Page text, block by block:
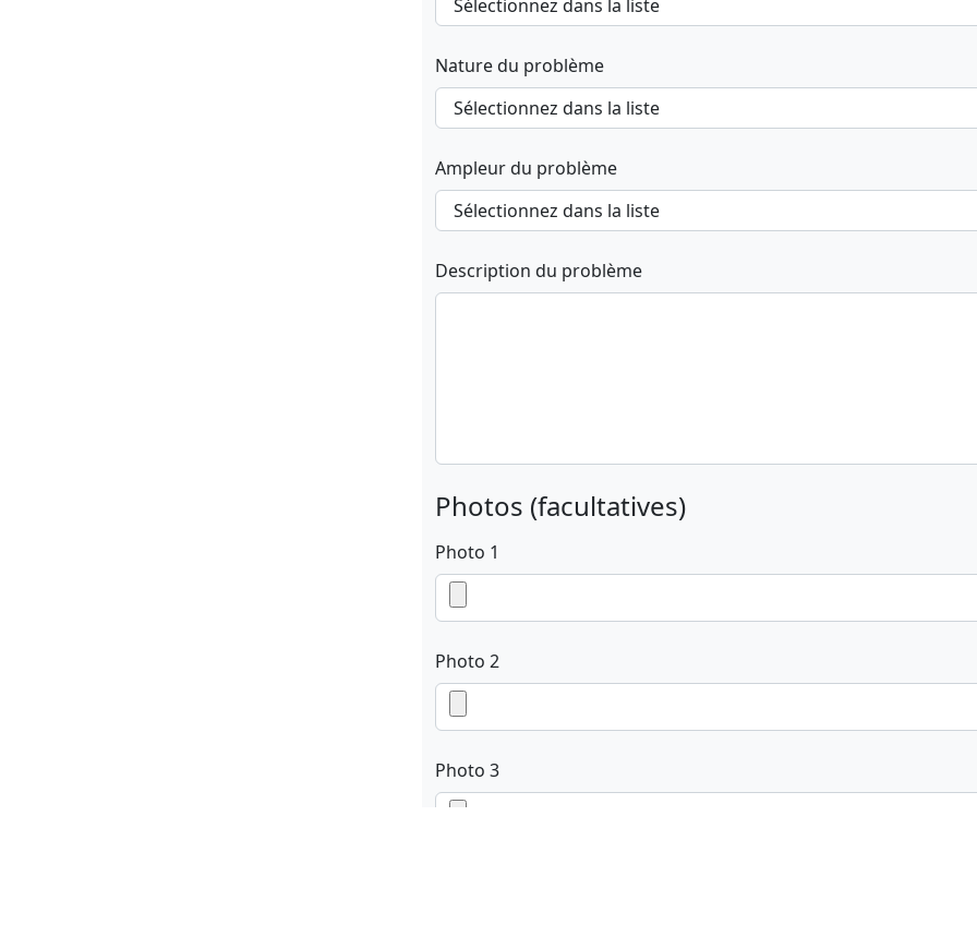
Nature du problème
Ampleur du problème
Description du problème
Photos (facultatives)
Photo 1
Photo 2
Photo 3